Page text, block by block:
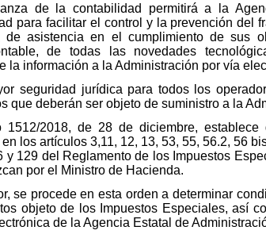
de la contabilidad permitirá a la
para facilitar el control y la prevención del
de asistencia en el cumplimiento de sus
de todas las novedades
la información a la Administración por vía
seguridad jurídica para todos los
que deberán ser objeto de suministro a la
1512/2018, de 28 de diciembre,
los artículos 3,11, 12, 13, 53, 55, 56.2, 56
y 129 del Reglamento de los Impuestos
por el Ministro de Hacienda.
se procede en esta orden a determinar
objeto de los Impuestos Especiales, así
de la Agencia Estatal de